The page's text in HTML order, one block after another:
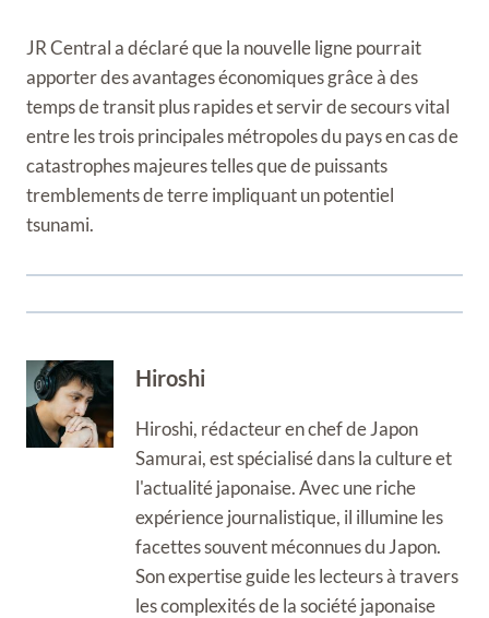
JR Central a déclaré que la nouvelle ligne pourrait
apporter des avantages économiques grâce à des
temps de transit plus rapides et servir de secours vital
entre les trois principales métropoles du pays en cas de
catastrophes majeures telles que de puissants
tremblements de terre impliquant un potentiel
tsunami.
Hiroshi
Hiroshi, rédacteur en chef de Japon
Samurai, est spécialisé dans la culture et
l'actualité japonaise. Avec une riche
expérience journalistique, il illumine les
facettes souvent méconnues du Japon.
Son expertise guide les lecteurs à travers
les complexités de la société japonaise